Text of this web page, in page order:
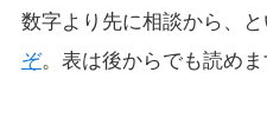
数字より先に相談から、
ぞ。表は後からでも読めま